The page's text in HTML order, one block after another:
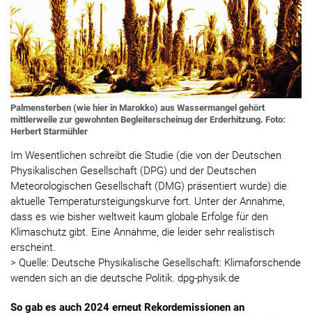
Palmensterben (wie hier in Marokko) aus Wassermangel gehört
mittlerweile zur gewohnten Begleiterscheinug der Erderhitzung. Foto:
Herbert Starmühler
Im Wesentlichen schreibt die Studie (die von der Deutschen
Physikalischen Gesellschaft (DPG) und der Deutschen
Meteorologischen Gesellschaft (DMG) präsentiert wurde) die
aktuelle Temperatursteigungskurve fort. Unter der Annahme,
dass es wie bisher weltweit kaum globale Erfolge für den
Klimaschutz gibt. Eine Annahme, die leider sehr realistisch
erscheint.
> Quelle: Deutsche Physikalische Gesellschaft: Klimaforschende
wenden sich an die deutsche Politik. dpg-physik.de
So gab es auch 2024 erneut Rekordemissionen an